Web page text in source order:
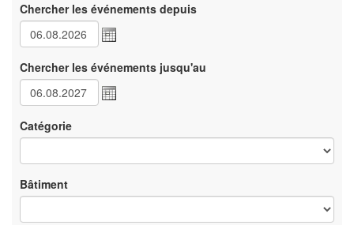
Chercher les événements depuis
Chercher les événements jusqu'au
Catégorie
Bâtiment